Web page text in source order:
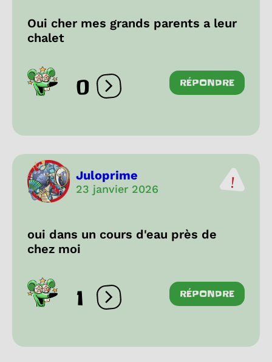
Oui cher mes grands parents a leur
chalet
0 Ouvrir les réactions
RÉPONDRE
Juloprime
23 janvier 2026
oui dans un cours d'eau près de
chez moi
1 Ouvrir les réactions
RÉPONDRE